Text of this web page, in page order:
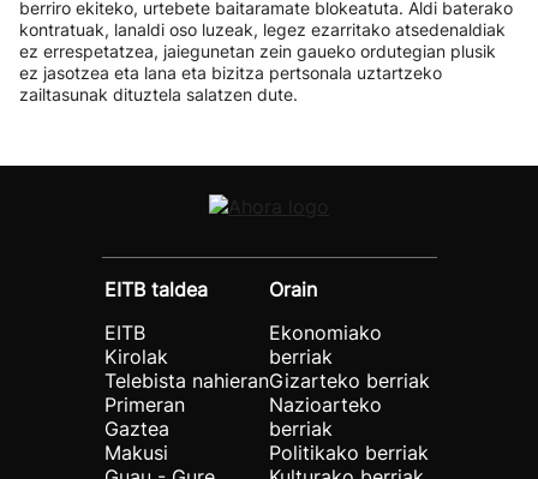
berriro ekiteko, urtebete baitaramate blokeatuta. Aldi baterako
kontratuak, lanaldi oso luzeak, legez ezarritako atsedenaldiak
ez errespetatzea, jaiegunetan zein gaueko ordutegian plusik
ez jasotzea eta lana eta bizitza pertsonala uztartzeko
zailtasunak dituztela salatzen dute.
EITB taldea
EITB
Kirolak
Telebista nahieran
Primeran
Gaztea
Makusi
Orain
Ekonomiako
berriak
Gizarteko berriak
Nazioarteko
berriak
Politikako berriak